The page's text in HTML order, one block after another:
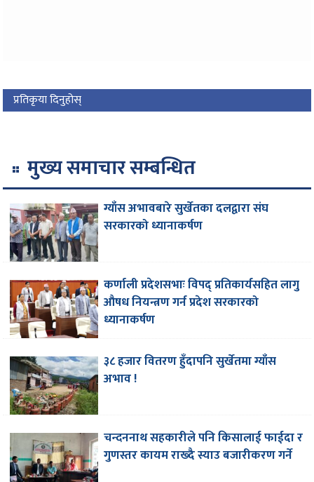
प्रतिकृया दिनुहोस्
मुख्य समाचार सम्बन्धित
ग्याँस अभावबारे सुर्खेतका दलद्वारा संघ
सरकारको ध्यानाकर्षण
कर्णाली प्रदेशसभाः विपद् प्रतिकार्यसहित लागु
औषध नियन्त्रण गर्न प्रदेश सरकारको
ध्यानाकर्षण
३८ हजार वितरण हुँदापनि सुर्खेतमा ग्याँस
अभाव !
चन्दननाथ सहकारीले पनि किसालाई फाईदा र
गुणस्तर कायम राख्दै स्याउ बजारीकरण गर्ने